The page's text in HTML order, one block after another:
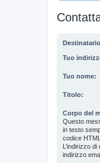
Tuo
Tuo nome:
Titolo:
Corpo del
Questo
in testo
codice
L’indirizzo
indirizzo